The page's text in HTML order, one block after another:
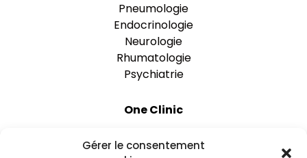
Gérer le consentement
Pneumologie
Endocrinologie
Neurologie
Rhumatologie
Psychiatrie
One Clinic
Nos établissements
Rejoignez-nous